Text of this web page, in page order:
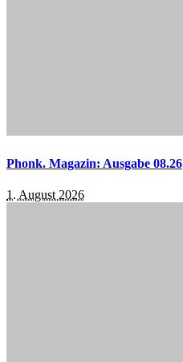
Phonk. Magazin: Ausgabe 08.26
1. August 2026